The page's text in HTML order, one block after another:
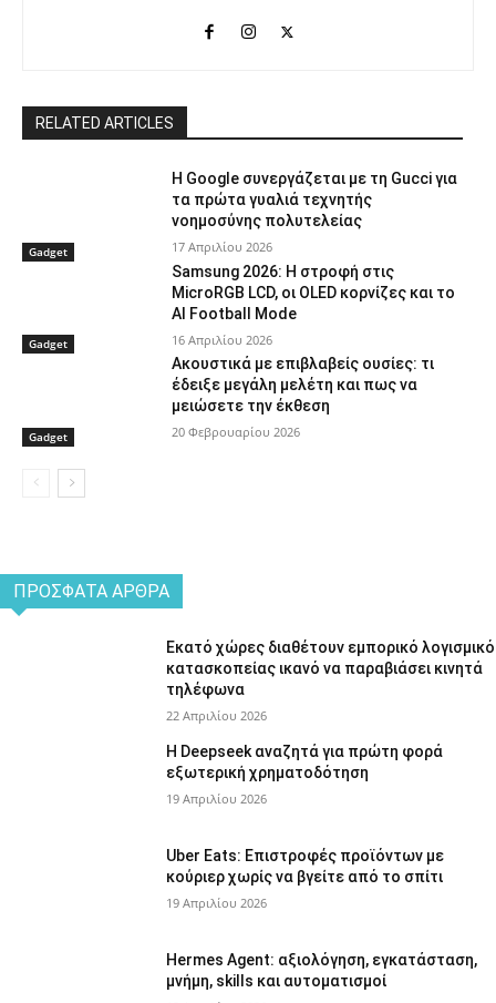
RELATED ARTICLES
Gadget
Η Google συνεργάζεται με τη Gucci για
τα πρώτα γυαλιά τεχνητής
νοημοσύνης πολυτελείας
17 Απριλίου 2026
Gadget
Samsung 2026: Η στροφή στις
MicroRGB LCD, οι OLED κορνίζες και το
AI Football Mode
16 Απριλίου 2026
Gadget
Ακουστικά με επιβλαβείς ουσίες: τι
έδειξε μεγάλη μελέτη και πως να
μειώσετε την έκθεση
20 Φεβρουαρίου 2026
ΠΡΌΣΦΑΤΑ ΆΡΘΡΑ
Εκατό χώρες διαθέτουν εμπορικό λογισμικό
κατασκοπείας ικανό να παραβιάσει κινητά
τηλέφωνα
22 Απριλίου 2026
Η Deepseek αναζητά για πρώτη φορά
εξωτερική χρηματοδότηση
19 Απριλίου 2026
Uber Eats: Επιστροφές προϊόντων με
κούριερ χωρίς να βγείτε από το σπίτι
19 Απριλίου 2026
Hermes Agent: αξιολόγηση, εγκατάσταση,
μνήμη, skills και αυτοματισμοί